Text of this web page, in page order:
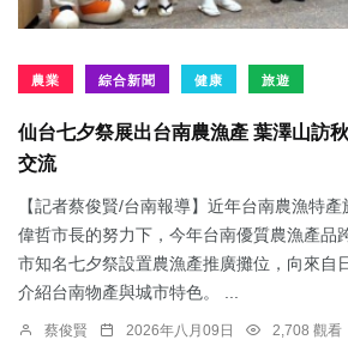
農業 綜合新聞 健康 旅遊
仙台七夕祭展出台南農漁產 葉澤山訪
交流
【記者蔡俊賢/台南報導】近年台南農漁特
偉哲市長的努力下，今年台南優質農漁產品
市知名七夕祭設置農漁產推廣攤位，向來自
介紹台南物產與城市特色。 ...
蔡俊賢 2026年八月09日 2,708 觀看